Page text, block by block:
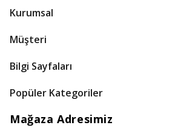
Kurumsal
Müşteri
Bilgi Sayfaları
Popüler Kategoriler
Mağaza Adresimiz